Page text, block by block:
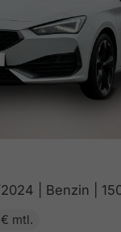
| Benzin |
mtl.